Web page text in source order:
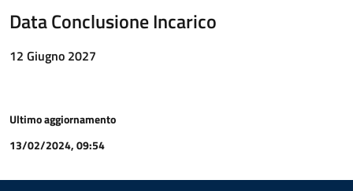
Data Conclusione Incarico
12 Giugno 2027
Ultimo aggiornamento
13/02/2024, 09:54